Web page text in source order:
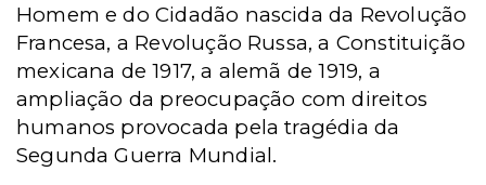
Homem e do Cidadão nascida da Revolução
Francesa, a Revolução Russa, a Constituição
mexicana de 1917, a alemã de 1919, a
ampliação da preocupação com direitos
humanos provocada pela tragédia da
Segunda Guerra Mundial.